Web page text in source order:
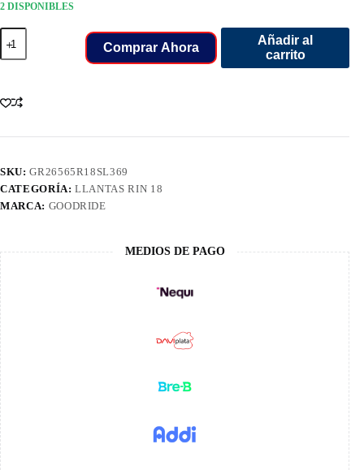
2 DISPONIBLES
265/65/18
LLANT
GOODRIDE
cantidad
Comprar Ahora
Añadir al
carrito
SKU:GR26565R18SL369
CATEGORÍA:LLANTAS RIN 18
MARCA: GOODRIDE
MEDIOS DE PAGO